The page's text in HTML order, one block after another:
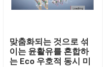
맞춤화되는 것으로 섞
이는 윤활유를 혼합하
는 Eco 우호적 동시 미